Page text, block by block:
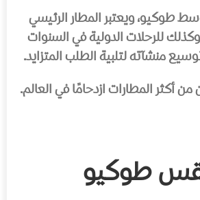
طوكيو، ويعتبر المطار الرئيسي
للرحلات الدولية في السنوات
منشآته لتلبية الطلب المتزايد.
من أكثر المطارات ازدحامًا في العالم.
طوكيو